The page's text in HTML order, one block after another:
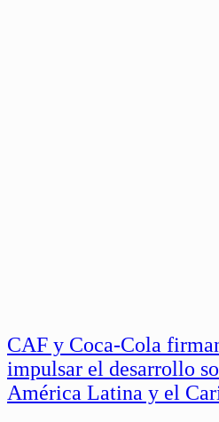
CAF y Coca-Cola
impulsar el desarrollo
América Latina y el